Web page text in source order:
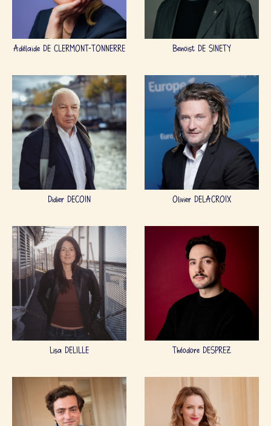
Adélaïde DE CLERMONT-TONNERRE Benoist DE SINETY
Didier DECOIN Olivier DELACROIX
Lisa DELILLE Théodore DESPREZ